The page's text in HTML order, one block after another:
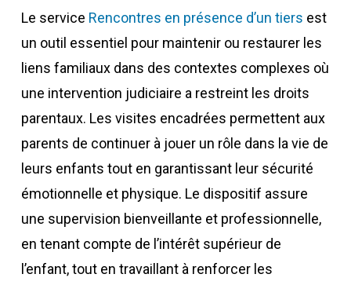
Le service Rencontres en présence d’un tiers est
un outil essentiel pour maintenir ou restaurer les
liens familiaux dans des contextes complexes où
une intervention judiciaire a restreint les droits
parentaux. Les visites encadrées permettent aux
parents de continuer à jouer un rôle dans la vie de
leurs enfants tout en garantissant leur sécurité
émotionnelle et physique. Le dispositif assure
une supervision bienveillante et professionnelle,
en tenant compte de l’intérêt supérieur de
l’enfant, tout en travaillant à renforcer les